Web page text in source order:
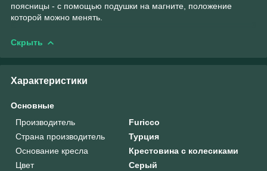
поясницы - с помощью подушки на магните, положение
которой можно менять.
Скрыть
Характеристики
Основные
Производитель
Furicco
Страна производитель
Турция
Основание кресла
Крестовина с колесиками
Цвет
Серый